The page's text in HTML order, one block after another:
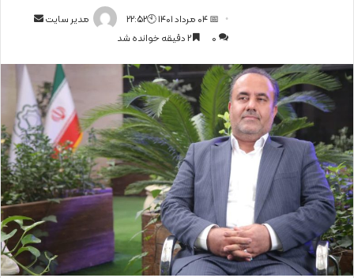
مدیر سایت
ل
ا
ی
م
ی
ل
📅 04 مرداد 1401 🕙22:52
0